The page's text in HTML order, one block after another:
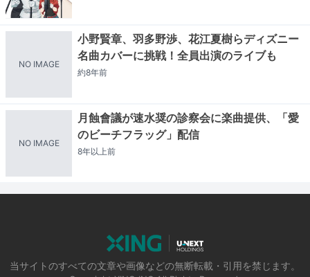
NO IMAGE
小野賢章、羽多野渉、花江夏樹らディズニー
名曲カバーに挑戦！全員出演のライブも
約8年前
NO IMAGE
月蝕會議が速水奨の診察会に楽曲提供、「愛
のビーチフラッグ」配信
8年以上前
当サイトのすべての文章や画像などの無断転載・引用を禁じます。